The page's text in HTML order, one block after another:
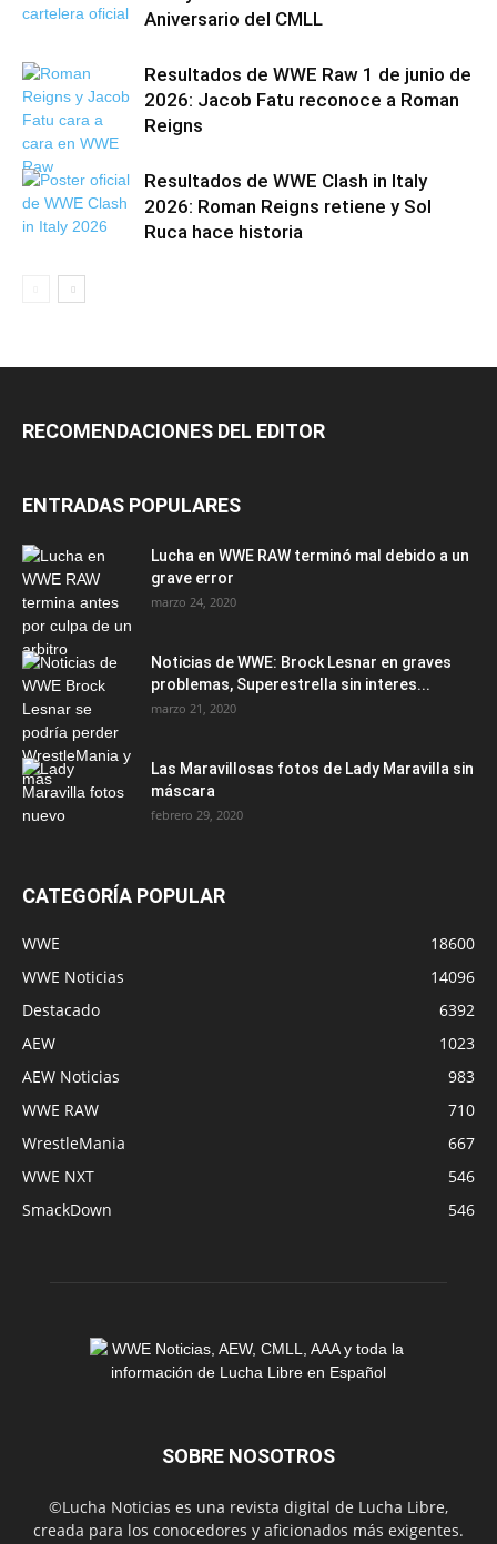
Aniversario del CMLL
Resultados de WWE Raw 1 de junio de
2026: Jacob Fatu reconoce a Roman
Reigns
Resultados de WWE Clash in Italy
2026: Roman Reigns retiene y Sol
Ruca hace historia
RECOMENDACIONES DEL EDITOR
ENTRADAS POPULARES
Lucha en WWE RAW terminó mal debido a un
grave error
marzo 24, 2020
Noticias de WWE: Brock Lesnar en graves
problemas, Superestrella sin interes...
marzo 21, 2020
Las Maravillosas fotos de Lady Maravilla sin
máscara
febrero 29, 2020
CATEGORÍA POPULAR
WWE
18600
WWE Noticias
14096
Destacado
6392
AEW
1023
AEW Noticias
983
WWE RAW
710
WrestleMania
667
WWE NXT
546
SmackDown
546
SOBRE NOSOTROS
©Lucha Noticias es una revista digital de Lucha Libre,
creada para los conocedores y aficionados más exigentes.